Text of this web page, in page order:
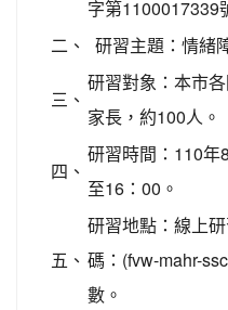
字第1100017339
二、
研習主題：情緒
三、
研習對象：本市
家長，約100人。
四、
研習時間：110年
至16：00。
五、
研習地點：線上
碼：(fvw-mahr-
數。